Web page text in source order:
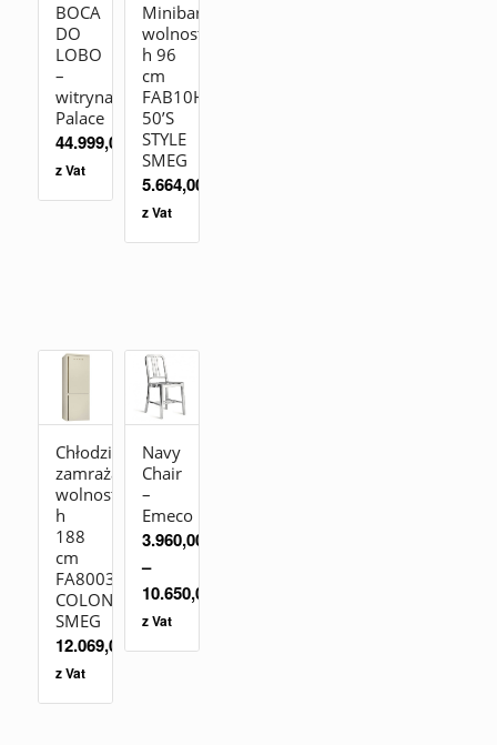
BOCA
DO
LOBO
–
witryna
Palace
44.999,00
z Vat
Minibar
wolnostojąca
h 96
cm
FAB10HRDIT2
50’S
STYLE
SMEG
5.664,00
z Vat
Chłodziarko-
zamrażarka
wolnostojąca
h
188
cm
FA8003PO
COLONIALE
SMEG
12.069,00zł
z Vat
Navy
Chair
–
Emeco
3.960,00
–
10.650,00
z Vat